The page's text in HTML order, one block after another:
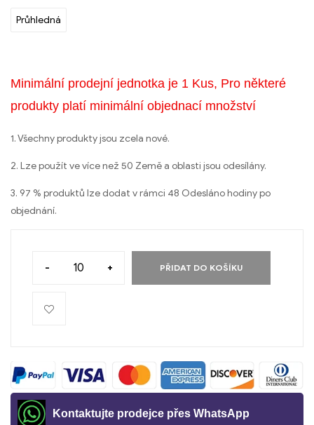
Průhledná
Minimální prodejní jednotka je 1 Kus, Pro některé
produkty platí minimální objednací množství
1. Všechny produkty jsou zcela nové.
2. Lze použít ve více než 50 Země a oblasti jsou odesílány.
3. 97 % produktů lze dodat v rámci 48 Odesláno hodiny po
objednání.
- + PŘIDAT DO KOŠÍKU
Kontaktujte prodejce přes WhatsApp